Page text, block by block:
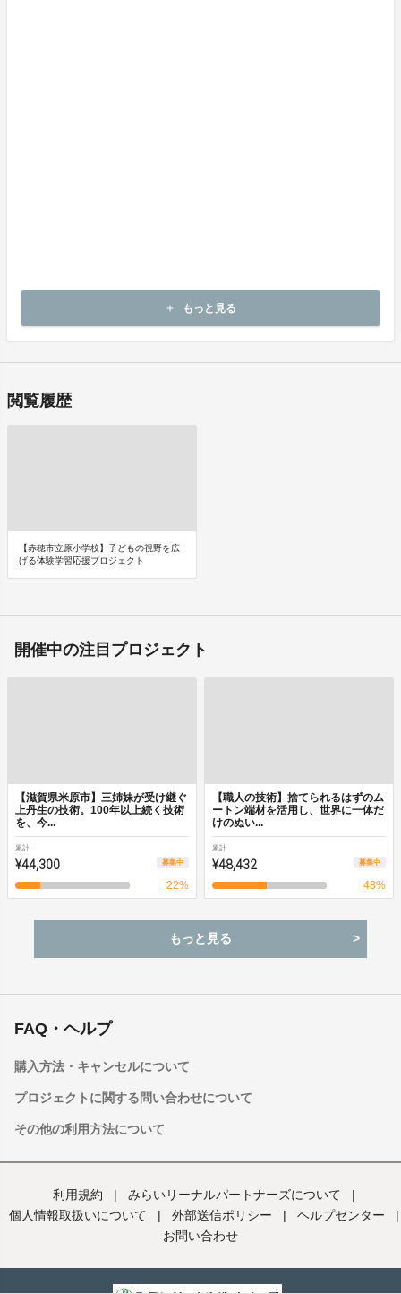
・申し込まれた商品と異なる商品が届いた場合
・商品が汚れている、または破損している場合
add もっと見る
閲覧履歴
【赤穂市立原小学校】子どもの視野を広
げる体験学習応援プロジェクト
開催中の注目プロジェクト
【滋賀県米原市】三姉妹が受け継ぐ
上丹生の技術。100年以上続く技術
を、今...
累計
¥44,300 募集中
22%
【職人の技術】捨てられるはずのム
ートン端材を活用し、世界に一体だ
けのぬい...
累計
¥48,432 募集中
48%
もっと見る
FAQ・ヘルプ
購入方法・キャンセルについて
プロジェクトに関する問い合わせについて
その他の利用方法について
利用規約 | みらいリーナルパートナーズについて
|
個人情報取扱いについて
| 外部送信ポリシー | ヘルプセンター
|
お問い合わせ